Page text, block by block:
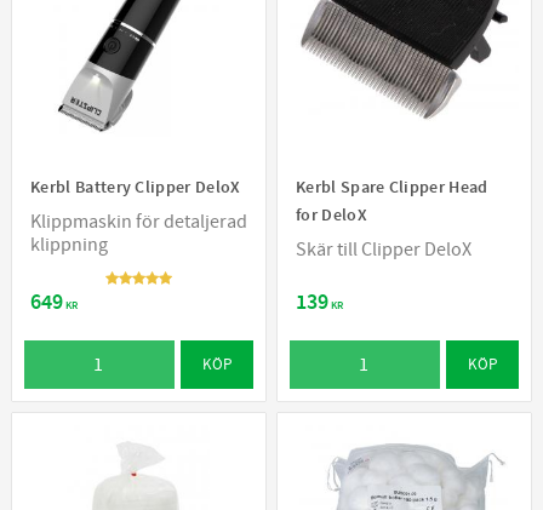
Kerbl Battery Clipper DeloX
Klippmaskin för detaljerad
klippning​
649KR
KÖP
Kerbl Spare Clipper Head
for DeloX
Skär till Clipper DeloX
139KR
KÖP